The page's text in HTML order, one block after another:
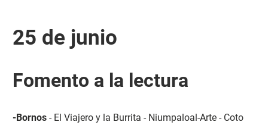
25 de junio
Fomento a la lectura
-Bornos- El Viajero y la Burrita - Niumpaloal-Arte - Coto